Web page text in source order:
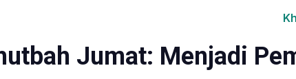
Jumat: Menjadi